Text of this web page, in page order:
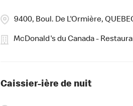
9400, Boul. De L'Ormière,
McDonald's du Canada -
Caissier-ière de nuit